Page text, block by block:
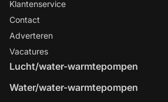
Klantenservice
Contact
Adverteren
Vacatures
Lucht/water-warmtepompen
Water/water-warmtepompen